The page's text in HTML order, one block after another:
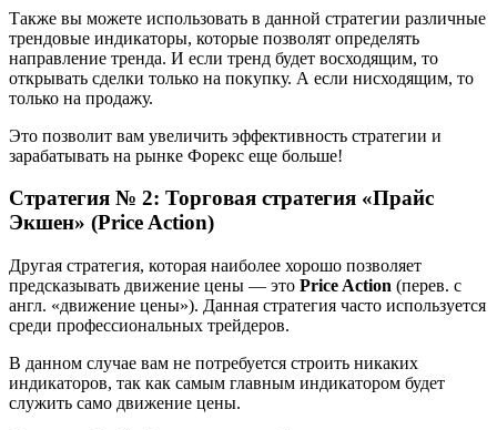
Также вы можете использовать в данной стратегии различные
трендовые индикаторы, которые позволят определять
направление тренда. И если тренд будет восходящим, то
открывать сделки только на покупку. А если нисходящим, то
только на продажу.
Это позволит вам увеличить эффективность стратегии и
зарабатывать на рынке Форекс еще больше!
Стратегия № 2: Торговая стратегия «Прайс
Экшен» (Price Action)
Другая стратегия, которая наиболее хорошо позволяет
предсказывать движение цены — это Price Action (перев. с
англ. «движение цены»). Данная стратегия часто используется
среди профессиональных трейдеров.
В данном случае вам не потребуется строить никаких
индикаторов, так как самым главным индикатором будет
служить само движение цены.